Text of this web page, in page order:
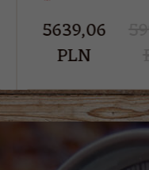
5639,06
PLN
5999,00